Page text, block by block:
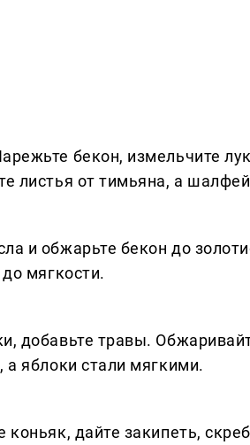
бекон, измельчите
листья от тимьяна, а
и обжарьте бекон до
мягкости.
добавьте травы.
а яблоки стали мягкими.
дайте закипеть,